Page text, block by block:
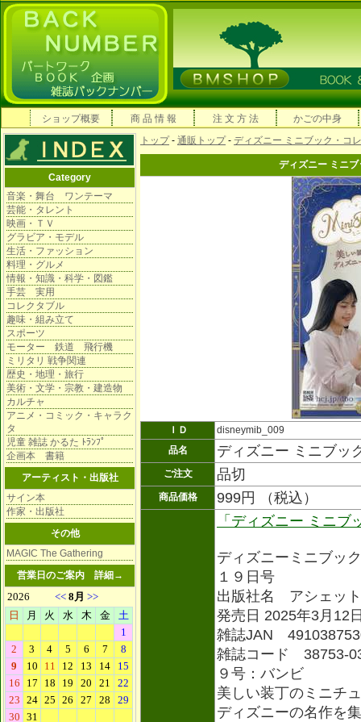
ショップ概要 商 品 情 報 注 文 方 法 かごの中身
Category
音楽・舞台 ワンテーマ
芸能・タレント
映画・ＴＶ
グラビア・モデル
生活・ファッション
料理・グルメ
情報・知識・科学・図鑑
手芸 実用
コレクタブル
趣味・組み立て
スポーツ
モーター 鉄道 飛行機
ミリタリ 戦争関連
歴史・地理・旅行
美術・文学・宗教・建造物
カルチャ
アニメ・コミック・キャラク
タ
児童 雑誌 かるた ﾄﾗﾝﾌﾟ
企画本 書籍
アーティスト・出版社
サイン本
作家・出版社
その他
MAGIC The Gathering
営業日のご案内 詳細→
トップ- 通販トップ- ディズニー ミニブック・コ
ディズニー ミニ
ＩＤ
disneymib_009
品名
ディズニー ミニブ
ご注文 品切
商品価格 999円 （税込）
「ディズニー ミニ
ディズニーミニブッ
１９日号
出版社名 アシェッ
発売日 2025年3月12
雑誌JAN
雑誌コード 38753-
９号：バンビ
美しい装丁のミニチ
ディズニーの名作を